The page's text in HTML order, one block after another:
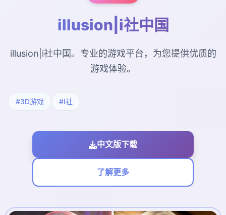
illusion|i社中国
illusion|i社中国。专业的游戏平台，为您提供优质的
游戏体验。
#3D游戏 #I社
中文版下载
了解更多